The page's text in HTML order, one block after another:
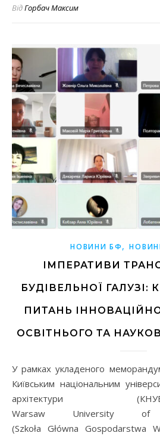
ВідГорбач Максим
НОВИНИ БФ,
ІМПЕРАТИВИ
БУДІВЕЛЬНОЇ ГАЛУЗІ:
ПИТАНЬ
ОСВІТНЬОГО ТА
У рамках укладеного меморандуму про співпрацю між
Київським національним
архітектури
Warsaw University
(Szkoła Główna Gospodarstwa